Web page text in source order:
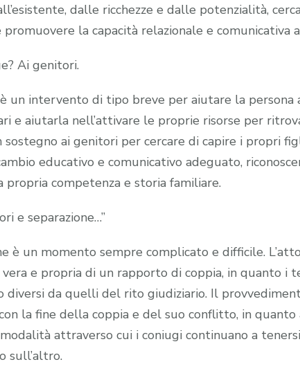
dalle ricchezze e dalle potenzialità,
promuovere la capacità relazionale e comunicativa
Ai genitori.
è un intervento di tipo breve per aiutare la
e aiutarla nell’attivare le proprie risorse per
sostegno ai genitori per cercare di capire i propri
educativo e comunicativo adeguato,
propria competenza e storia familiare.
e separazione…”
è un momento sempre complicato e difficile.
e propria di un rapporto di coppia, in quanto i
diversi da quelli del rito giudiziario. Il
la fine della coppia e del suo conflitto, in quanto
attraverso cui i coniugi continuano a
sull’altro.